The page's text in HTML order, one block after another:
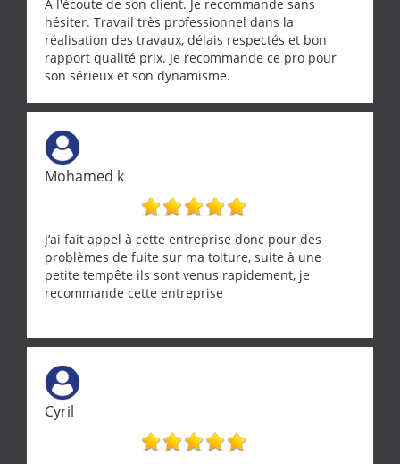
A l'écoute de son client. Je recommande sans
hésiter. Travail très professionnel dans la
réalisation des travaux, délais respectés et bon
rapport qualité prix. Je recommande ce pro pour
son sérieux et son dynamisme.
Mohamed k
J’ai fait appel à cette entreprise donc pour des
problèmes de fuite sur ma toiture, suite à une
petite tempête ils sont venus rapidement, je
recommande cette entreprise
Cyril